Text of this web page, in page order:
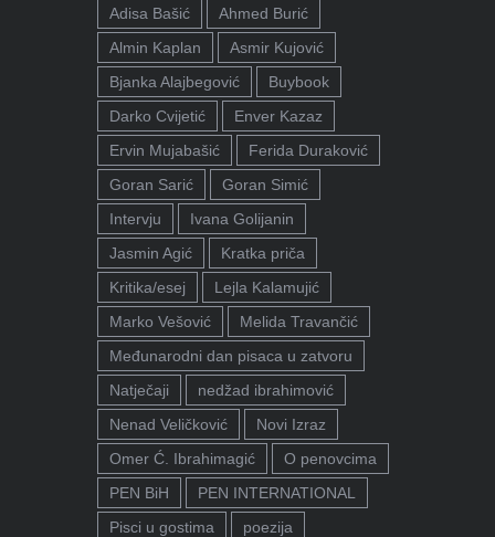
Adisa Bašić
Ahmed Burić
Almin Kaplan
Asmir Kujović
Bjanka Alajbegović
Buybook
Darko Cvijetić
Enver Kazaz
Ervin Mujabašić
Ferida Duraković
Goran Sarić
Goran Simić
Intervju
Ivana Golijanin
Jasmin Agić
Kratka priča
Kritika/esej
Lejla Kalamujić
Marko Vešović
Melida Travančić
Međunarodni dan pisaca u zatvoru
Natječaji
nedžad ibrahimović
Nenad Veličković
Novi Izraz
Omer Ć. Ibrahimagić
O penovcima
PEN BiH
PEN INTERNATIONAL
Pisci u gostima
poezija